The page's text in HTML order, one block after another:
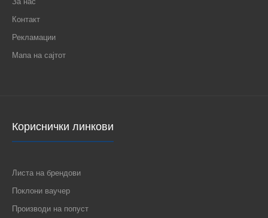
Контакт
Рекламации
Мапа на сајтот
Кориснички линкови
Листа на брендови
Поклони ваучер
Производи на попуст